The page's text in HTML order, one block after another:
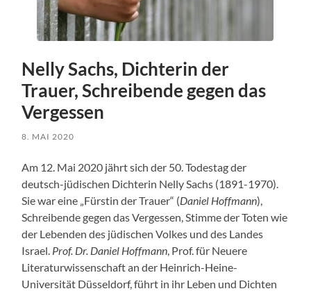
Nelly Sachs, Dichterin der
Trauer, Schreibende gegen das
Vergessen
8. MAI 2020
Am 12. Mai 2020 jährt sich der 50. Todestag der
deutsch-jüdischen Dichterin Nelly Sachs (1891-1970).
Sie war eine „Fürstin der Trauer“ (Daniel Hoffmann),
Schreibende gegen das Vergessen, Stimme der Toten wie
der Lebenden des jüdischen Volkes und des Landes
Israel. Prof. Dr. Daniel Hoffmann , Prof. für Neuere
Literaturwissenschaft an der Heinrich-Heine-
Universität Düsseldorf, führt in ihr Leben und Dichten